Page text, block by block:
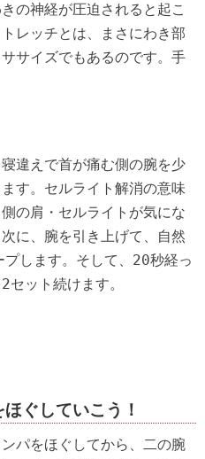
の神経が圧迫されると起こ
レッチとは、まさにわき部
サイズでもあるのです。手
違えで首が痛む側の腕を少
す。セルライト解消の意味
の肩・セルライトが気にな
に、腕を引き上げて、自然
します。そして、20秒経っ
セット続けます。
ぐしていこう！
パをほぐしてから、二の腕